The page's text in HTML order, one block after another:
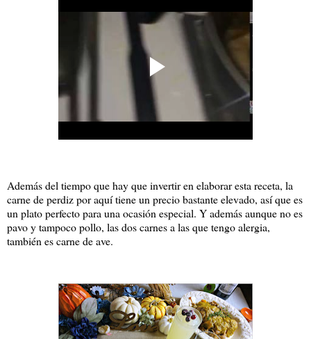
Además del tiempo que hay que invertir en elaborar esta receta, la
carne de perdiz por aquí tiene un precio bastante elevado, así que es
un plato perfecto para una ocasión especial. Y además aunque no es
pavo y tampoco pollo, las dos carnes a las que tengo alergia,
también es carne de ave.